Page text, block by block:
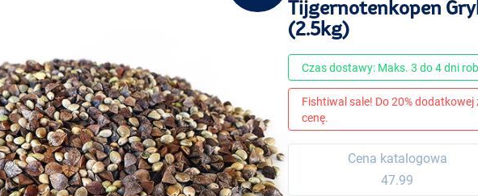
Tijgernotenkopen
(2.5kg)
Czas dostawy: Maks. 3 do 4 dni
Fishtiwal sale! Do 20%
cenę.
Cena katalogowa
47.99